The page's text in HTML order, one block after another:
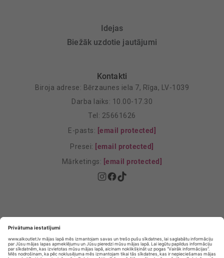
Idejas
Biežāk uzdotie jautājumi
Kontakti
Biroja adrese: Bērzaunes iela 7, Rīga, LV-1039
Darba laiks: 10.00-17.30
Tel: 25661626
E-pasts: [email protected]
Presei: [email protected]
Mārketings: [email protected]
Privātuma Iestatījumi
E-veikala lietošanas noteikumi